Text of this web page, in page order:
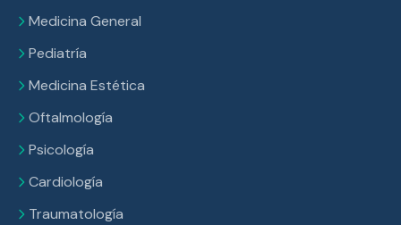
Medicina General
Pediatría
Medicina Estética
Oftalmología
Psicología
Cardiología
Traumatología